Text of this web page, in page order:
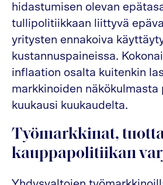
hidastumisen olevan
tullipolitiikkaan liittyvä
yritysten ennakoiva
kustannuspaineissa.
inflaation osalta kuitenkin
markkinoiden näkökulmasta
kuukausi kuukaudelta.
Työmarkkinat,
kauppapolitiikan